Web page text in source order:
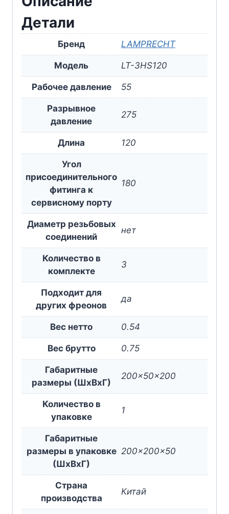
Детали
Бренд LAMPRECHT
Модель LT-3HS120
Рабочее давление 55
Разрывное
давление
275
Длина 120
Угол
присоединительного
фитинга к
сервисному порту
180
Диаметр резьбовых
соединений
нет
Количество в
комплекте
3
Подходит для
других фреонов
да
Вес нетто 0.54
Вес брутто 0.75
Габаритные
размеры (ШxВxГ)
200x50x200
Количество в
упаковке
1
Габаритные
размеры в упаковке
(ШxВxГ)
200x200x50
Страна
производства
Китай